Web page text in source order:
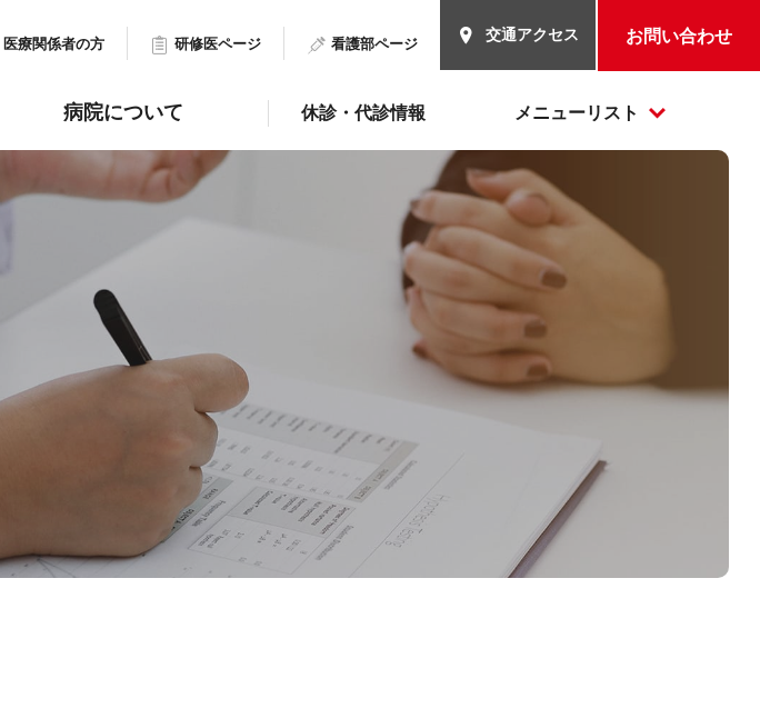
医療関係者の方 研修医ページ 看護部ページ
交通アクセス お問い合わせ
病院について 休診・代診情報 メニューリスト